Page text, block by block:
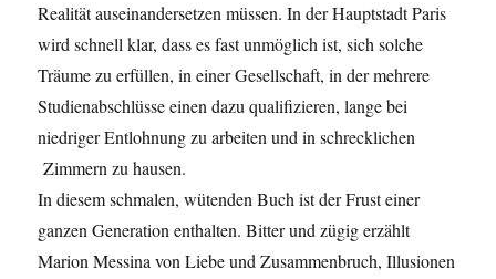
Realität auseinandersetzen müssen. In der Hauptstadt Paris
wird schnell klar, dass es fast unmöglich ist, sich solche
Träume zu erfüllen, in einer Gesellschaft, in der mehrere
Studienabschlüsse einen dazu qualifizieren, lange bei
niedriger Entlohnung zu arbeiten und in schrecklichen
Zimmern zu hausen.
In diesem schmalen, wütenden Buch ist der Frust einer
ganzen Generation enthalten. Bitter und zügig erzählt
Marion Messina von Liebe und Zusammenbruch, Illusionen